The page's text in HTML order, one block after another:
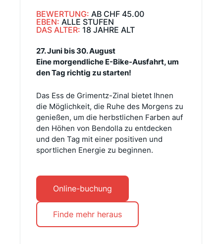
BEWERTUNG: AB CHF 45.00
EBEN: ALLE STUFEN
DAS ALTER: 18 JAHRE ALT
27. Juni bis 30. August
Eine morgendliche E-Bike-Ausfahrt, um
den Tag richtig zu starten!
Das Ess de Grimentz-Zinal bietet Ihnen
die Möglichkeit, die Ruhe des Morgens zu
genießen, um die herbstlichen Farben auf
den Höhen von Bendolla zu entdecken
und den Tag mit einer positiven und
sportlichen Energie zu beginnen.
Online-buchung
Finde mehr heraus